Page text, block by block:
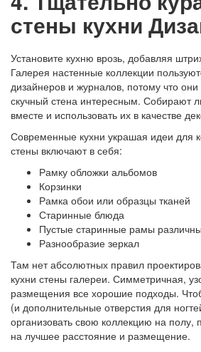
стены кухни
Установите кухню врозь, добавляя
Галерея настенные коллекции
дизайнеров и журналов, потому что
скучный стена интересным. Собирают
вместе и использовать их в качестве
Современные кухни украшая идеи для
стены включают в себя:
Рамку обложки альбомов
Корзинки
Рамка обои или образцы тканей
Старинные блюда
Пустые старинные рамы
Разнообразие зеркал
Там нет абсолютных правил
кухни стены галереи. Симметричная,
размещения все хорошие подходы.
(и дополнительные отверстия для
организовать свою коллекцию на полу,
на лучшее расстояние и размещение.